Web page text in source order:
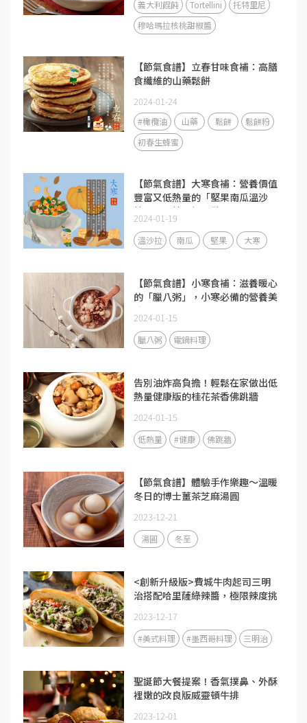
義大利餛飩 Tortellini
托特里尼
穆哈瑪拉核桃甜椒醬
【節氣食譜】立春甘味食補：高膳
食纖維的山藥鬆餅
2024-01-24
#橄欖油 山藥 鬆餅
鬆餅粉
初春生蜂蜜
【節氣食譜】大寒食補：營養價值
豐富又低熱量的「堅果南瓜溫沙
拉」，零技巧輕鬆做！
2024-01-19
溫沙拉 南瓜 堅果 大寒
【節氣食譜】小寒食補：滋養暖心
的「臘八粥」，小寒必備的營養美
味
2024-01-15
臘八粥 電鍋料理
告別油炸高負擔！輕鬆在家做出低
熱量健康版的桂花茶香佛跳牆
2024-01-15
低熱量 #健康 佛跳牆
【節氣食譜】體驗手作樂趣～溫暖
冬日的博士薑茶芝麻湯圓
2023-12-21
湯圓 冬至
<創新升級版>費城牛肉起司三明
治搭配哈里薩綠辣醬，極限辣度挑
戰！
2023-12-17
#美式料理 #墨西哥料理 三明治
聖誕節大餐提案！香氣撲鼻、外酥
裡嫩的改良版威靈頓牛排
2023-12-01